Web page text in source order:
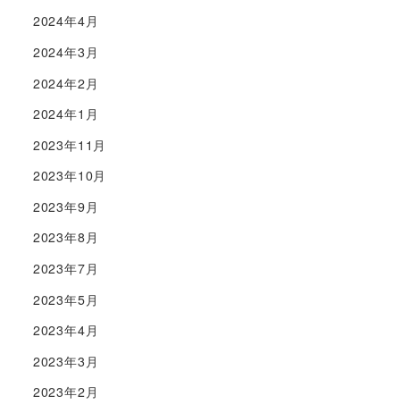
2024年4月
2024年3月
2024年2月
2024年1月
2023年11月
2023年10月
2023年9月
2023年8月
2023年7月
2023年5月
2023年4月
2023年3月
2023年2月